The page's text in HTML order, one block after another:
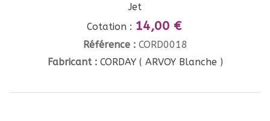
Jet
Cotation : 14,00 €
Référence : CORD0018
Fabricant : CORDAY ( ARVOY Blanche )